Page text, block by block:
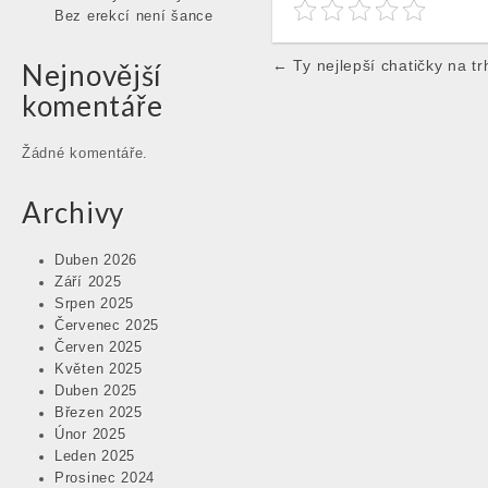
Bez erekcí není šance
Nejnovější
komentáře
Žádné komentáře.
Archivy
Duben 2026
Září 2025
Srpen 2025
Červenec 2025
Červen 2025
Květen 2025
Duben 2025
Březen 2025
Únor 2025
Leden 2025
Prosinec 2024
Post
← Ty nejlepší chatičky na